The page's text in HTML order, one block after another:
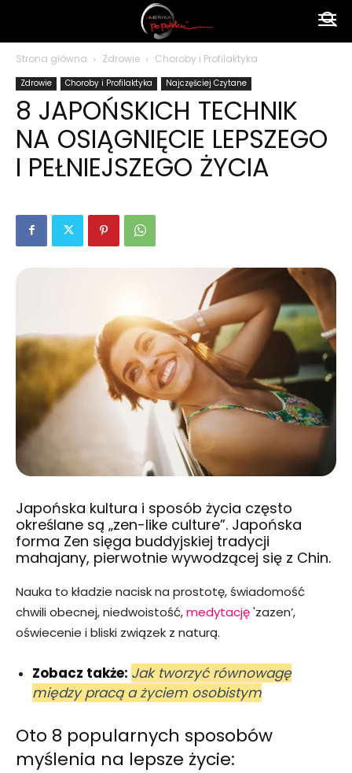
polsku
Strona główna Zdrowie Choroby i Profilaktyka
Zdrowie Choroby i Profilaktyka Najczęściej Czytane
8 JAPOŃSKICH TECHNIK
NA OSIĄGNIĘCIE LEPSZEGO
I PEŁNIEJSZEGO ŻYCIA
Japońska kultura i sposób życia często
określane są „zen-like culture”. Japońska
forma Zen sięga buddyjskiej tradycji
mahajany, pierwotnie wywodzącej się z Chin.
Nauka to kładzie nacisk na prostotę, świadomość
chwili obecnej, niedwoistość,medytację'zazen’,
oświecenie i bliski związek z naturą.
Zobacz także: Jak tworzyć równowagę
między pracą a życiem osobistym
Oto 8 popularnych sposobów
myślenia na lepsze życie: